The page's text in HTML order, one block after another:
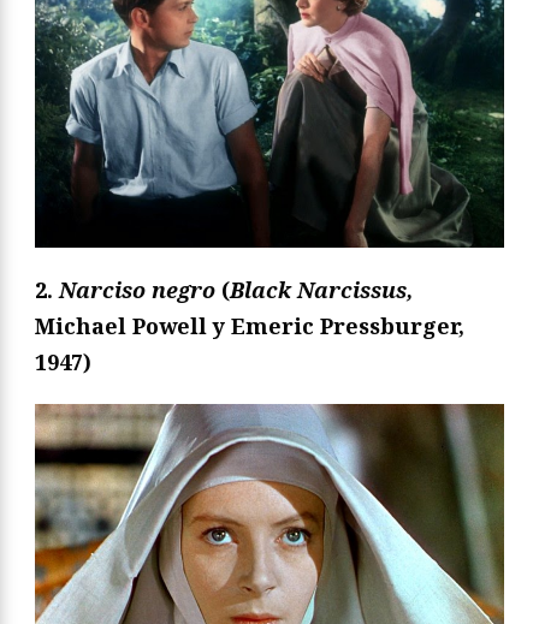
2.Narciso negro (Black Narcissus,
Michael Powell y Emeric Pressburger,
1947)